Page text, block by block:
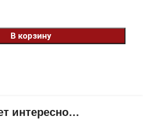
В корзину
интересно…